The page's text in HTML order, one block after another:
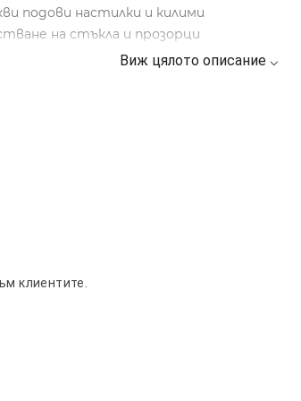
подови настилки и килими
на стъкла и прозорци
1
клиентите.